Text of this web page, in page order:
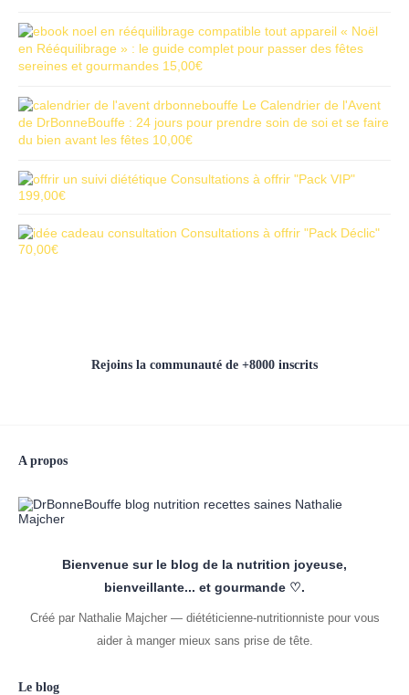
« Noël
en Rééquilibrage » : le guide complet pour passer des fêtes
sereines et gourmandes 15,00€
Le Calendrier de l'Avent
de DrBonneBouffe : 24 jours pour prendre soin de soi et se faire
du bien avant les fêtes 10,00€
Consultations à offrir "Pack VIP"
199,00€
Consultations à offrir "Pack Déclic"
70,00€
Rejoins la communauté de +8000 inscrits
A propos
Bienvenue sur le blog de la nutrition joyeuse,
bienveillante... et gourmande ♡.
Créé par Nathalie Majcher — diététicienne-nutritionniste pour vous
aider à manger mieux sans prise de tête.
Le blog